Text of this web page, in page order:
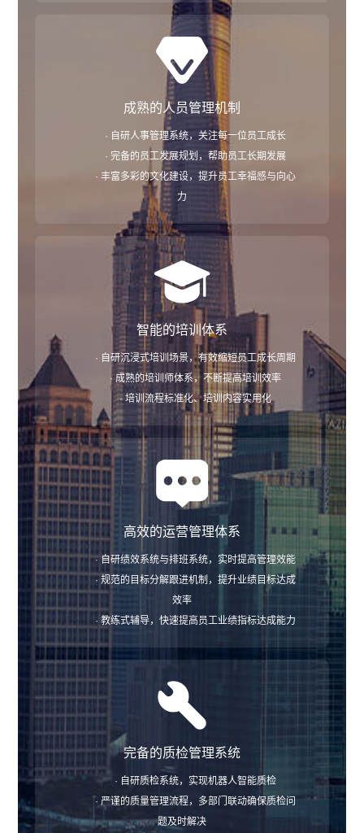
成熟的人员管理机制
· 自研人事管理系统，关注每一位员工成长
· 完备的员工发展规划，帮助员工长期发展
· 丰富多彩的文化建设，提升员工幸福感与向心
力
智能的培训体系
· 自研沉浸式培训场景，有效缩短员工成长周期
· 成熟的培训师体系，不断提高培训效率
· 培训流程标准化、培训内容实用化
高效的运营管理体系
· 自研绩效系统与排班系统，实时提高管理效能
· 规范的目标分解跟进机制，提升业绩目标达成
效率
· 教练式辅导，快速提高员工业绩指标达成能力
完备的质检管理系统
· 自研质检系统，实现机器人智能质检
· 严谨的质量管理流程，多部门联动确保质检问
题及时解决